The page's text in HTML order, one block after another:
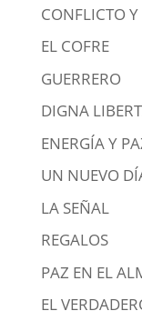
CONFLICTO
EL COFRE
GUERRERO
DIGNA
ENERGÍA Y
UN NUEVO
LA SEÑAL
REGALOS
PAZ EN EL
EL